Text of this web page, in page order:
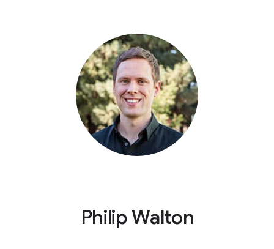
Philip Walton